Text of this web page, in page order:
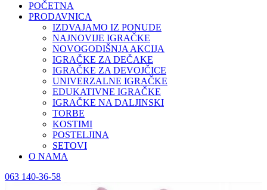
POČETNA
PRODAVNICA
IZDVAJAMO IZ PONUDE
NAJNOVIJE IGRAČKE
NOVOGODIŠNJA AKCIJA
IGRAČKE ZA DEČAKE
IGRAČKE ZA DEVOJČICE
UNIVERZALNE IGRAČKE
EDUKATIVNE IGRAČKE
IGRAČKE NA DALJINSKI
TORBE
KOSTIMI
POSTELJINA
SETOVI
O NAMA
063 140-36-58